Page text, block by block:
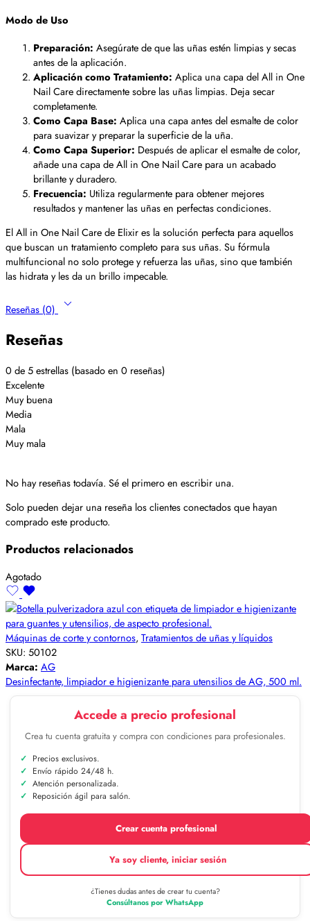
Modo de Uso
Preparación: Asegúrate de que las uñas estén limpias y secas
antes de la aplicación.
Aplicación como Tratamiento: Aplica una capa del All in One
Nail Care directamente sobre las uñas limpias. Deja secar
completamente.
Como Capa Base: Aplica una capa antes del esmalte de color
para suavizar y preparar la superficie de la uña.
Como Capa Superior: Después de aplicar el esmalte de color,
añade una capa de All in One Nail Care para un acabado
brillante y duradero.
Frecuencia: Utiliza regularmente para obtener mejores
resultados y mantener las uñas en perfectas condiciones.
El All in One Nail Care de Elixir es la solución perfecta para aquellos
que buscan un tratamiento completo para sus uñas. Su fórmula
multifuncional no solo protege y refuerza las uñas, sino que también
las hidrata y les da un brillo impecable.
Reseñas (0)
Reseñas
0 de 5 estrellas (basado en 0 reseñas)
Excelente
Muy buena
Media
Mala
Muy mala
No hay reseñas todavía. Sé el primero en escribir una.
Solo pueden dejar una reseña los clientes conectados que hayan
comprado este producto.
Productos relacionados
Agotado
Máquinas de corte y contornos, Tratamientos de uñas y líquidos
SKU: 50102
Marca: AG
Desinfectante, limpiador e higienizante para utensilios de AG, 500 ml.
Accede a precio profesional
Crea tu cuenta gratuita y compra con condiciones para profesionales.
Precios exclusivos.
Envío rápido 24/48 h.
Atención personalizada.
Reposición ágil para salón.
Crear cuenta profesional
Ya soy cliente, iniciar sesión
¿Tienes dudas antes de crear tu cuenta?
Consúltanos por WhatsApp